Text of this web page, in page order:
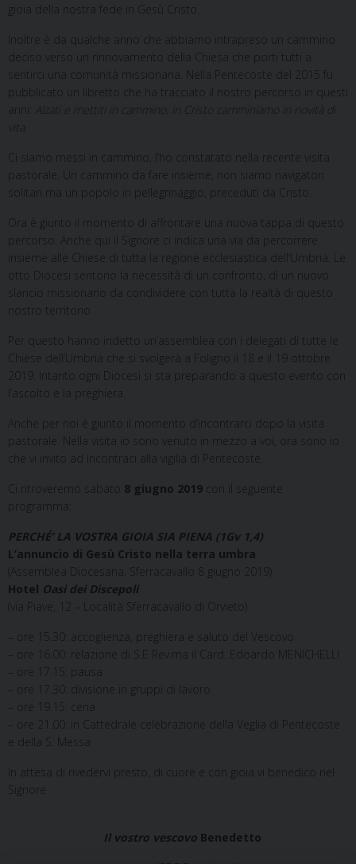
gioia della nostra fede in Gesù Cristo.
Inoltre è da qualche anno che abbiamo intrapreso un cammino
deciso verso un rinnovamento della Chiesa che porti tutti a
sentirci una comunità missionaria. Nella Pentecoste del 2015 fu
pubblicato un libretto che ha tracciato il nostro percorso in questi
anni:
Ci siamo messi in cammino, l’ho constatato nella recente visita
pastorale. Un cammino da fare insieme, non siamo navigatori
solitari ma un popolo in pellegrinaggio, preceduti da Cristo.
Ora è giunto il momento di affrontare una nuova tappa di questo
percorso. Anche qui il Signore ci indica una via da percorrere
insieme alle Chiese di tutta la regione ecclesiastica dell’Umbria. Le
otto Diocesi sentono la necessità di un confronto, di un nuovo
slancio missionario da condividere con tutta la realtà di questo
nostro territorio.
Per questo hanno indetto un’assemblea con i delegati di tutte le
Chiese dell’Umbria che si svolgerà a Foligno il 18 e il 19 ottobre
2019. Intanto ogni Diocesi si sta preparando a questo evento con
l’ascolto e la preghiera.
Anche per noi è giunto il momento d’incontrarci dopo la visita
pastorale. Nella visita io sono venuto in mezzo a voi, ora sono io
che vi invito ad incontraci alla vigilia di Pentecoste.
Ci ritroveremo sabato 8 giugno 2019 con il seguente
programma:
PERCHÉ’ LA VOSTRA GIOIA SIA PIENA (1Gv 1,4)
L’annuncio di Gesù Cristo nella terra umbra
(Assemblea Diocesana, Sferracavallo 8 giugno 2019)
Hotel Oasi dei Discepoli
(via Piave, 12 – Località Sferracavallo di Orvieto)
– ore 15.30: accoglienza, preghiera e saluto del Vescovo
– ore 16.00: relazione di S.E Rev.ma il Card. Edoardo MENICHELLI
– ore 17.15: pausa
– ore 17.30: divisione in gruppi di lavoro
– ore 19.15: cena
– ore 21.00: in Cattedrale celebrazione della Veglia di Pentecoste
e della S. Messa
In attesa di rivedervi presto, di cuore e con gioia vi benedico nel
Signore
Il vostro vescovo Benedetto